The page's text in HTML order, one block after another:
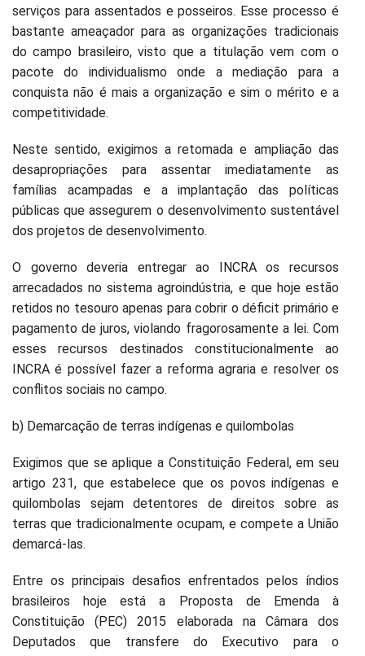
serviços para assentados e posseiros. Esse processo é
bastante ameaçador para as organizações tradicionais
do campo brasileiro, visto que a titulação vem com o
pacote do individualismo onde a mediação para a
conquista não é mais a organização e sim o mérito e a
competitividade.
Neste sentido, exigimos a retomada e ampliação das
desapropriações para assentar imediatamente as
famílias acampadas e a implantação das políticas
públicas que assegurem o desenvolvimento sustentável
dos projetos de desenvolvimento.
O governo deveria entregar ao INCRA os recursos
arrecadados no sistema agroindústria, e que hoje estão
retidos no tesouro apenas para cobrir o déficit primário e
pagamento de juros, violando fragorosamente a lei. Com
esses recursos destinados constitucionalmente ao
INCRA é possível fazer a reforma agraria e resolver os
conflitos sociais no campo.
b) Demarcação de terras indígenas e quilombolas
Exigimos que se aplique a Constituição Federal, em seu
artigo 231, que estabelece que os povos indígenas e
quilombolas sejam detentores de direitos sobre as
terras que tradicionalmente ocupam, e compete a União
demarcá-las.
Entre os principais desafios enfrentados pelos índios
brasileiros hoje está a Proposta de Emenda à
Constituição (PEC) 2015 elaborada na Câmara dos
Deputados que transfere do Executivo para o